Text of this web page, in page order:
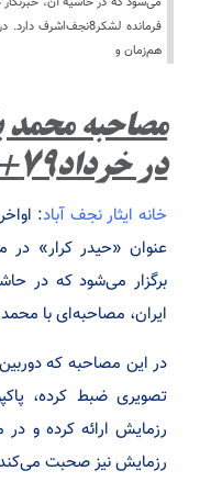
فرمانده
هم‌زمان و
مصاحبه محمد
در خرداد79+فیلم
خانه ایثار نجف آباد
عنوان «حیدر کرار»
برگزار می‌شود که در
ایران، مصاحبه‌ای با محمد پاکپور
در این مصاحبه که
تصویری ضبط کرده،
رزمایش ارائه کرده و
رزمایش نیز صحبت